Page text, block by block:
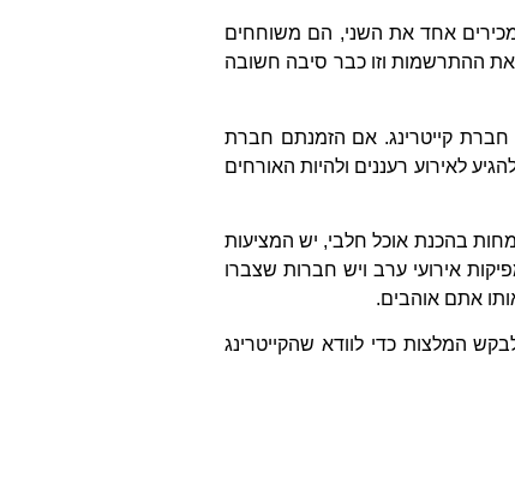
מכירים אחד את השני, הם משוחחים
ההתרשמות וזו כבר סיבה חשובה
חברת קייטרינג. אם הזמנתם חברת
לאירוע רעננים ולהיות האורחים
בהכנת אוכל חלבי, יש המציעות
אירועי ערב ויש חברות שצברו
אתם אוהבים.
המלצות כדי לוודא שהקייטרינג